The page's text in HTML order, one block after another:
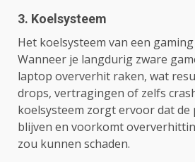
3. Koelsysteem
Het koelsysteem van een
Wanneer je langdurig zware
laptop oververhit raken, wat
drops, vertragingen of zelfs
koelsysteem zorgt ervoor dat de
blijven en voorkomt
zou kunnen schaden.